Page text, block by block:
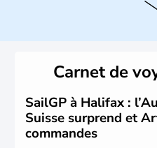
territoire de la ville de
sous le contrôle des
pays a été obtenue au
étalé de 1867 à 1982. Le
aujourd'hui appelé
du XXème siècle lors
Carnet de
SailGP à Halifax :
Suisse surprend et
commandes